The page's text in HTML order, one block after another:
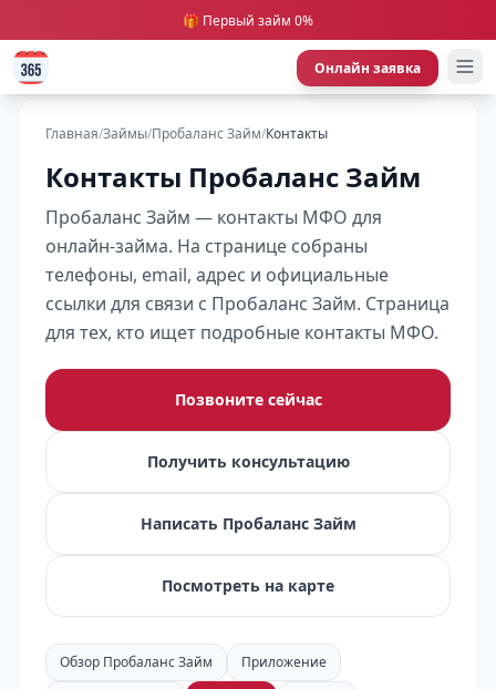
🎁 Первый займ 0%
Онлайн заявка
Главная/Займы/Пробаланс Займ/Контакты
Контакты Пробаланс Займ
Пробаланс Займ — контакты МФО для
онлайн-займа. На странице собраны
телефоны, email, адрес и официальные
ссылки для связи с Пробаланс Займ. Страница
для тех, кто ищет подробные контакты МФО.
Позвоните сейчас
Получить консультацию
Написать Пробаланс Займ
Посмотреть на карте
Обзор Пробаланс Займ
Приложение